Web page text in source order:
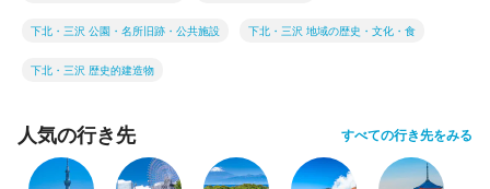
下北・三沢 公園・名所旧跡・公共施設 下北・三沢 地域の歴史・文化・食
下北・三沢 歴史的建造物
人気の行き先 すべての行き先をみる